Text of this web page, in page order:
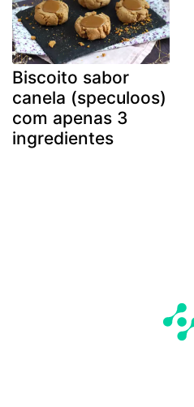
Biscoito sabor
canela (speculoos)
com apenas 3
ingredientes